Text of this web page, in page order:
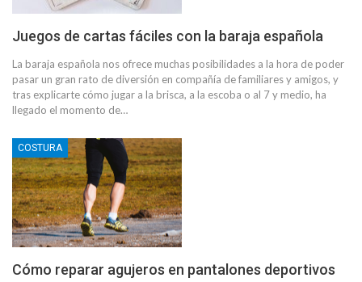
Juegos de cartas fáciles con la baraja española
La baraja española nos ofrece muchas posibilidades a la hora de poder
pasar un gran rato de diversión en compañía de familiares y amigos, y
tras explicarte cómo jugar a la brisca, a la escoba o al 7 y medio, ha
llegado el momento de…
COSTURA
Cómo reparar agujeros en pantalones deportivos